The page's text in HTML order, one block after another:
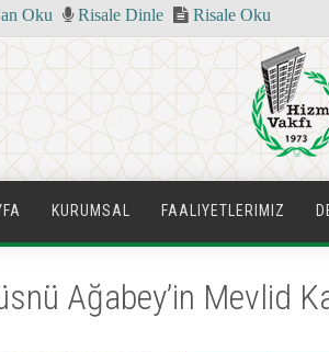
Oku Risale Dinle Risale Oku
KURUMSAL FAALIYETLERIMIZ
Ağabey’in Mevlid